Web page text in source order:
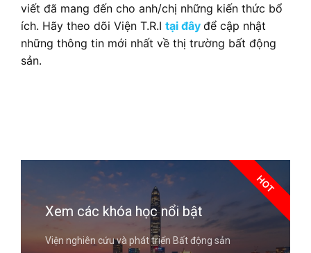
viết đã mang đến cho anh/chị những kiến thức bổ
ích. Hãy theo dõi Viện T.R.I tại đây để cập nhật
những thông tin mới nhất về thị trường bất động
sản.
Xem các khóa học nổi bật
Viện nghiên cứu và phát triển Bất động sản
HOT